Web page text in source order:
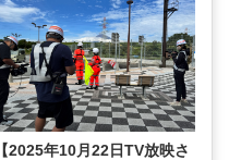
【2025年10月22日TV放映さ